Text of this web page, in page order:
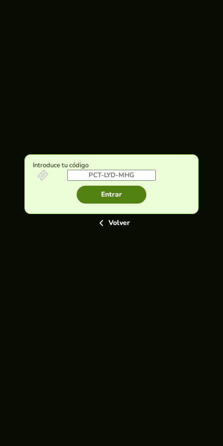
Introduce tu código
Entrar
Volver